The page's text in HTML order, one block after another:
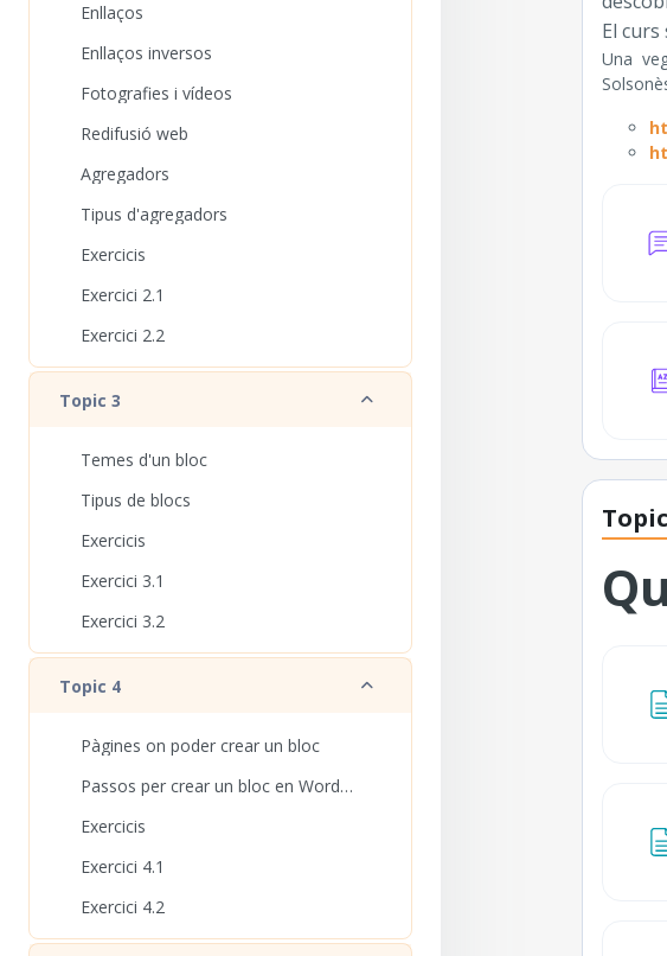
Enllaços
Enllaços inversos
Fotografies i vídeos
Redifusió web
Agregadors
Tipus d'agregadors
Exercicis
Exercici 2.1
Exercici 2.2
Topic 3 Redueix
Temes d'un bloc
Tipus de blocs
Exercicis
Exercici 3.1
Exercici 3.2
Topic 4 Redueix
Pàgines on poder crear un bloc
Passos per crear un bloc en Wordpress.com
Exercicis
Exercici 4.1
Exercici 4.2
El
Una